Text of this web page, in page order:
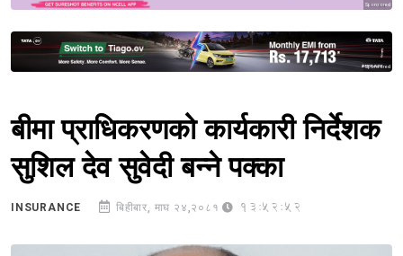
Sponsored
Sponsored
बीमा प्राधिकरणको कार्यकारी निर्देशक
सुशिल देव सुवेदी बन्ने पक्का
INSURANCE बिहीबार, माघ २४,२०८१ 13:52:52